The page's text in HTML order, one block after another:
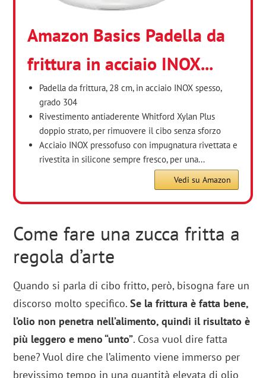
Amazon Basics Padella da
frittura in acciaio INOX...
Padella da frittura, 28 cm, in acciaio INOX spesso,
grado 304
Rivestimento antiaderente Whitford Xylan Plus
doppio strato, per rimuovere il cibo senza sforzo
Acciaio INOX pressofuso con impugnatura rivettata e
rivestita in silicone sempre fresco, per una...
Vedi su Amazon
Come fare una zucca fritta a
regola d’arte
Quando si parla di cibo fritto, però, bisogna fare un
discorso molto specifico.Se la frittura è fatta bene,
l’olio non penetra nell’alimento, quindi il risultato è
più leggero e meno “unto”. Cosa vuol dire fatta
bene? Vuol dire che l’alimento viene immerso per
brevissimo tempo in una quantità elevata di olio